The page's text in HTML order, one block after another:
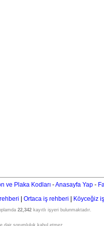
ve Plaka Kodları -Anasayfa Yap -
Ortaca iş rehberi Köyceğiz
22,342kayıtlı işyeri bulunmaktadır.
dair sorumluluk kabul etmez.